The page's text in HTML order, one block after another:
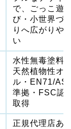
で、ごっこ遊
び・小世界づ
りへ広がりや
い
水性無毒塗料
天然植物性オ
ル・EN71/
準拠・FSC認
取得
正規代理店あ